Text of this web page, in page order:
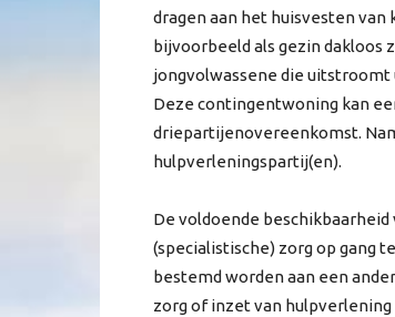
dragen aan het huisvesten
bijvoorbeeld als gezin dakloos
jongvolwassene die
Deze contingentwoning kan
driepartijenovereenkomst.
hulpverleningspartij(en).
De voldoende
(specialistische) zorg op gang
bestemd worden aan een
zorg of inzet van